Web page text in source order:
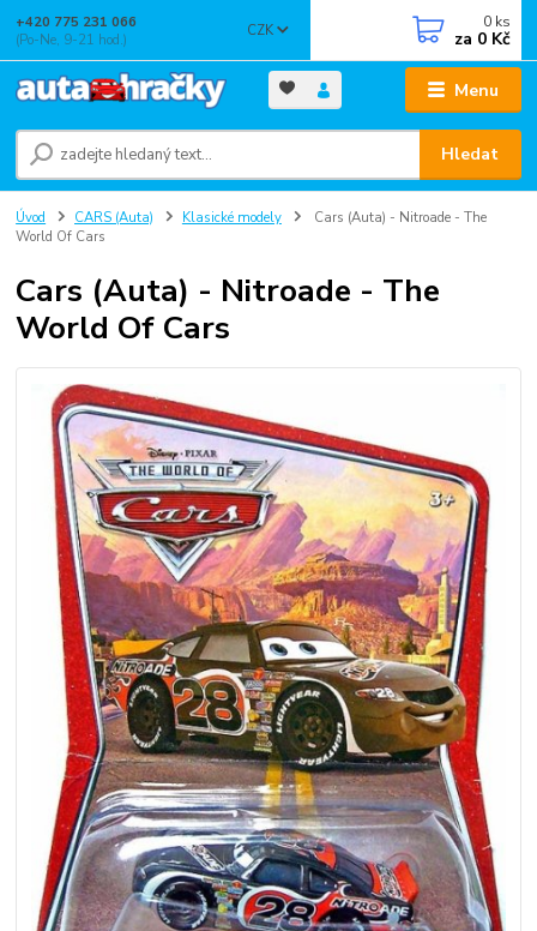
Menu
CZK
Hledat
+420 775 231 066
(Po-Ne, 9-21 hod.)
0 ks
za 0 Kč
Úvod CARS (Auta) Klasické modely
Cars (Auta) - Nitroade - The
World Of Cars
Cars (Auta) - Nitroade - The
World Of Cars